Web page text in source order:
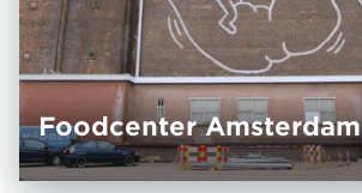
Foodcenter Amsterdam